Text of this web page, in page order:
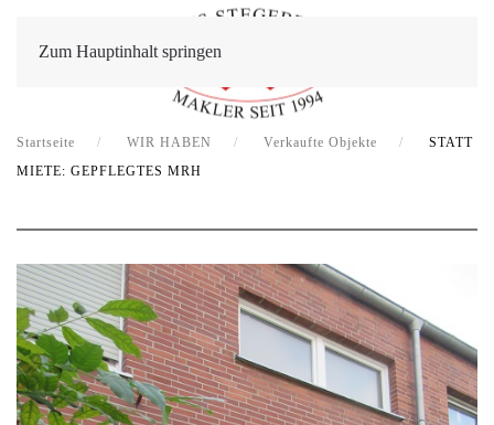
Zum Hauptinhalt springen
Startseite WIR HABEN Verkaufte Objekte
STATT
MIETE: GEPFLEGTES MRH